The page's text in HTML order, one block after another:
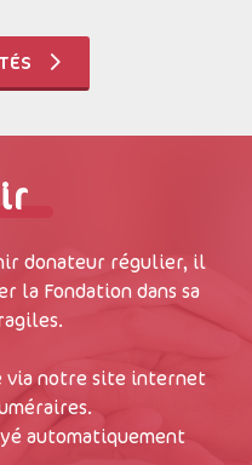
donateur régulier, il
la Fondation dans sa
via notre site internet
automatiquement